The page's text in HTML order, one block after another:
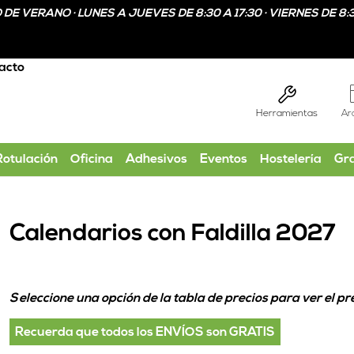
VERANO · LUNES A JUEVES DE 8:30 A 17:30 · VIERNES DE
Herramientas
Oficina Adhesivos Eventos Hostelería
Calendarios con Faldilla 2027
Seleccione una opción de la tabla de precios para ver el
Recuerda que todos los ENVÍOS son GRATIS